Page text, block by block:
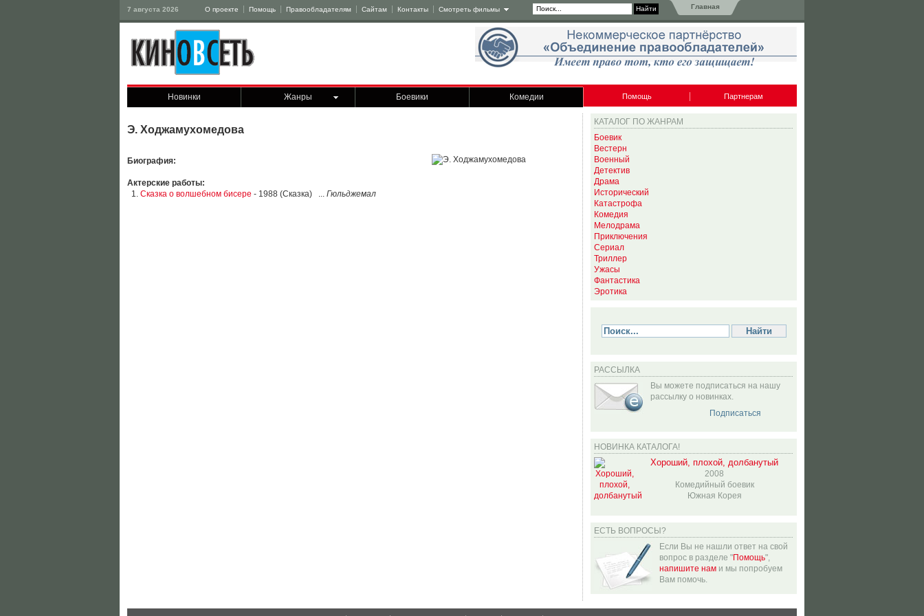
7 августа 2026 О проекте Помощь Правообладателям Сайтам Контакты Смотреть фильмы Главная
Новинки Жанры Боевики Комедии Помощь Партнерам
Э. Ходжамухомедова
Биография:
Актерские работы:
1. Сказка о волшебном бисере - 1988 (Сказка) ... Гюльджемал
КАТАЛОГ ПО ЖАНРАМ
Боевик
Вестерн
Военный
Детектив
Драма
Исторический
Катастрофа
Комедия
Мелодрама
Приключения
Сериал
Триллер
Ужасы
Фантастика
Эротика
РАССЫЛКА
Вы можете подписаться на нашу
рассылку о новинках.
Подписаться
НОВИНКА КАТАЛОГА!
Хороший, плохой, долбанутый
2008
Комедийный боевик
Южная Корея
ЕСТЬ ВОПРОСЫ?
Если Вы не нашли ответ на свой
вопрос в разделе "Помощь",
напишите нам и мы попробуем
Вам помочь.